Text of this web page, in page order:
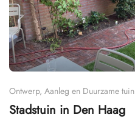
Ontwerp, Aanleg en Duurzame tuin
Stadstuin in Den Haag